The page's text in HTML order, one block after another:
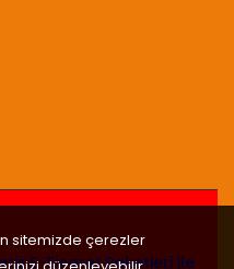
E-Ticaret Paketleri ile
sitemizde çerezler